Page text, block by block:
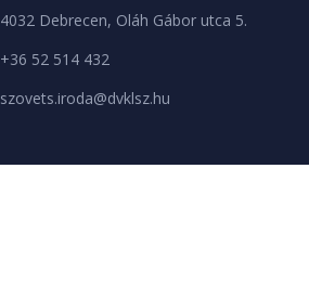
4032 Debrecen, Oláh Gábor utca 5.
+36 52 514 432
szovets.iroda@dvklsz.hu